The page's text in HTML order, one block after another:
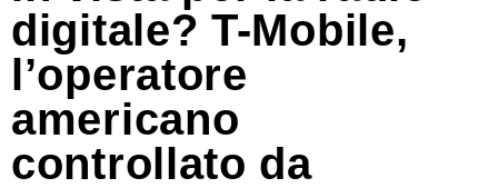
digitale? T-Mobile,
l’operatore
americano
controllato da